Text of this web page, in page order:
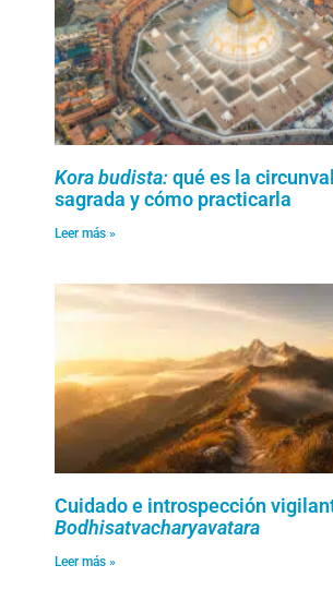
Kora budista:qué es la
sagrada y cómo practicarla
Leer más »
Cuidado e introspección
Bodhisatvacharyavatara
Leer más »